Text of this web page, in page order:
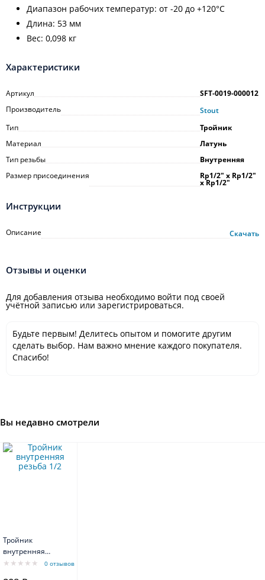
Диапазон рабочих температур: от -20 до +120°C
Длина: 53 мм
Вес: 0,098 кг
Характеристики
Артикул
SFT-0019-000012
Производитель
Stout
Тип
Тройник
Материал
Латунь
Тип резьбы
Внутренняя
Размер присоединения
Rp1/2" х Rp1/2"
х Rp1/2"
Инструкции
Описание Скачать
Отзывы и оценки
Для добавления отзыва необходимо войти под своей
учётной записью или зарегистрироваться.
Будьте первым! Делитесь опытом и помогите другим
сделать выбор. Нам важно мнение каждого покупателя.
Спасибо!
Вы недавно смотрели
Тройник
внутренняя
резьба 1/2"
0 отзывов